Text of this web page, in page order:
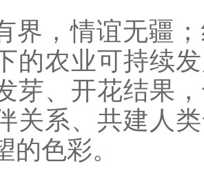
界，情谊无疆
的农业可持续
芽、开花结果
关系、共建人
的色彩。